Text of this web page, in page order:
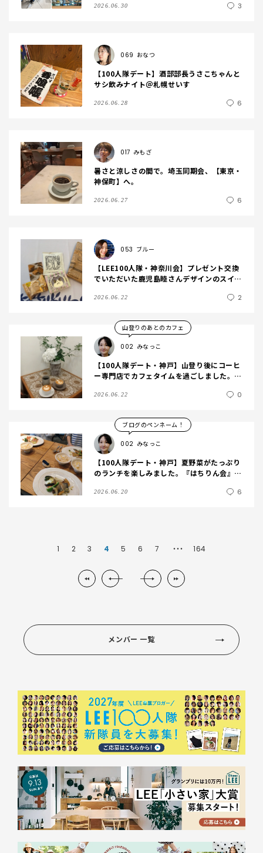
2026.06.30 3
069 おなつ
【100人隊デート】酒部部長うさこちゃんと
サシ飲みナイト＠札幌せいす
2026.06.28 6
017 みもざ
暑さと涼しさの間で。埼玉同期会、【東京・
神保町】へ。
2026.06.27 6
053 ブルー
【LEE100人隊・神奈川会】プレゼント交換
でいただいた鹿児島睦さんデザインのスイー
2026.06.22 2
002 みなっこ
山登りのあとのカフェ
【100人隊デート・神戸】山登り後にコーヒ
ー専門店でカフェタイムを過ごしました。
2026.06.22 0
002 みなっこ
ブログのペンネーム！
【100人隊デート・神戸】夏野菜がたっぷり
のランチを楽しみました。『はちりん会』in
2026.06.20 6
1 2 3 4 5 6 7 ・・・ 164
メンバー 一覧